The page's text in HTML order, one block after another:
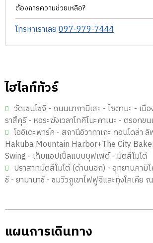
ต้องการความช่วยเหลือ?
โทรหาเราเลย097-979-7444
ไฮไลท์ทัวร์
วัดเซนโซจิ - ถนนนากามิเสะ - ไซตามะ - เมื
ราสึคุริ - หอระฆังเวลาโทคิโนะคาเนะ - ตรอกข
โออิเดะพาร์ค - สถานีอิวาทาเกะ กอนโดล่า
Hakuba Mountain Harbor+The City
Swing - เก็บแอปเปิ้ลแบบบุฟเฟต์ - มัตสึโมโต้
ปราสาทมัตสึโมโต้ (ด้านนอก) - อุทยานคามิ
ชิ - ยามานาชิ - ชมวิวภูเขาไฟฟูจิและทุ่งโคเคีย
แผนการเดินทาง